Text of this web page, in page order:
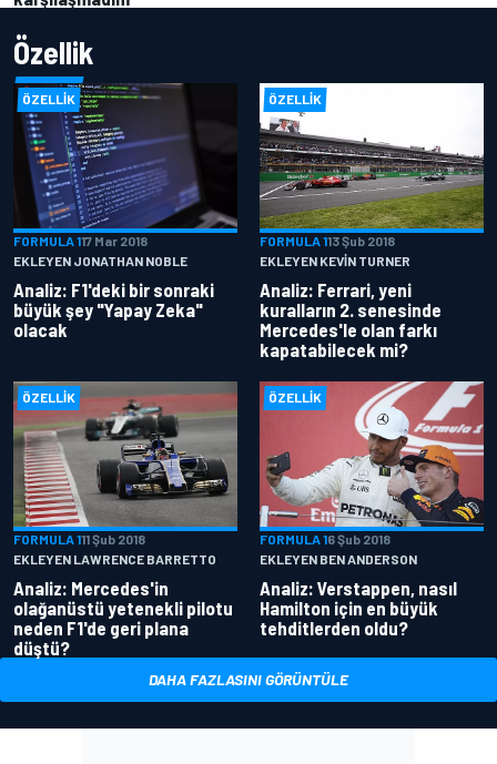
Özellik
ÖZELLIK
FORMULA 117 Mar 2018
EKLEYEN JONATHAN NOBLE
Analiz: F1'deki bir sonraki
büyük şey "Yapay Zeka"
olacak
ÖZELLIK
FORMULA 113 Şub 2018
EKLEYEN KEVIN TURNER
Analiz: Ferrari, yeni
kuralların 2. senesinde
Mercedes'le olan farkı
kapatabilecek mi?
ÖZELLIK
FORMULA 111 Şub 2018
EKLEYEN LAWRENCE BARRETTO
Analiz: Mercedes'in
olağanüstü yetenekli pilotu
neden F1'de geri plana
düştü?
ÖZELLIK
FORMULA 16 Şub 2018
EKLEYEN BEN ANDERSON
Analiz: Verstappen, nasıl
Hamilton için en büyük
tehditlerden oldu?
DAHA FAZLASINI GÖRÜNTÜLE